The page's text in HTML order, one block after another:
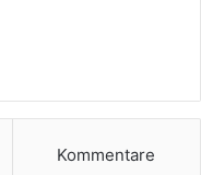
Kommentare